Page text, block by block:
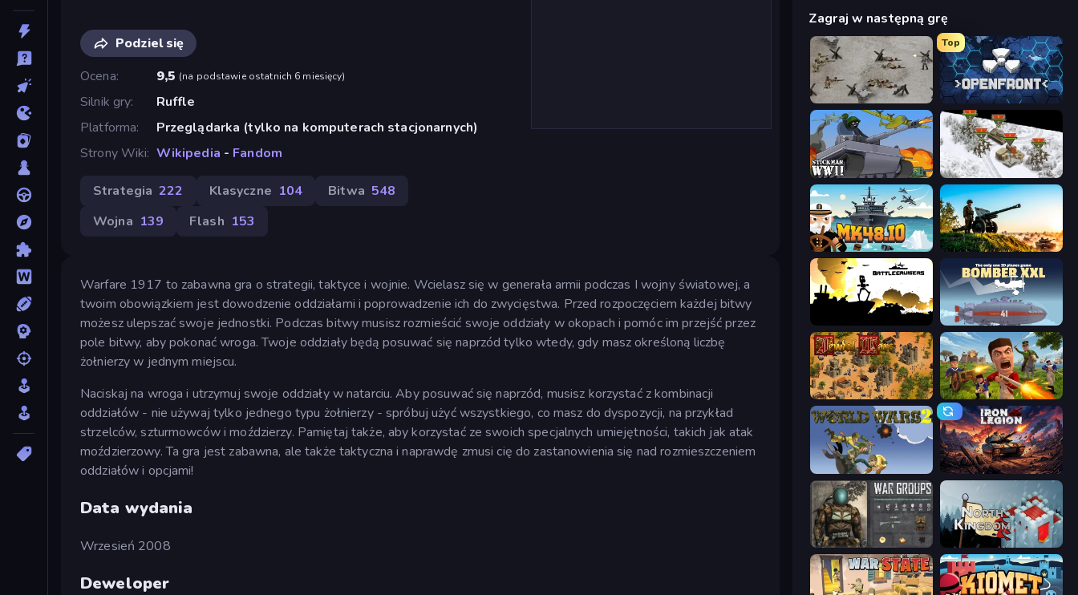
Podziel się
Ocena
9,5 (na podstawie ostatnich 6 miesięcy)
Silnik gry
Ruffle
Platforma
Przeglądarka (tylko na komputerach stacjonarnych)
Strony Wiki Wikipedia - Fandom
Strategia 222 Klasyczne 104 Bitwa 548
Wojna 139 Flash 153
Warfare 1917 to zabawna gra o strategii, taktyce i wojnie. Wcielasz się w generała armii podczas I wojny światowej, a
twoim obowiązkiem jest dowodzenie oddziałami i poprowadzenie ich do zwycięstwa. Przed rozpoczęciem każdej bitwy
możesz ulepszać swoje jednostki. Podczas bitwy musisz rozmieścić swoje oddziały w okopach i pomóc im przejść przez
pole bitwy, aby pokonać wroga. Twoje oddziały będą posuwać się naprzód tylko wtedy, gdy masz określoną liczbę
żołnierzy w jednym miejscu.
Naciskaj na wroga i utrzymuj swoje oddziały w natarciu. Aby posuwać się naprzód, musisz korzystać z kombinacji
oddziałów - nie używaj tylko jednego typu żołnierzy - spróbuj użyć wszystkiego, co masz do dyspozycji, na przykład
strzelców, szturmowców i moździerzy. Pamiętaj także, aby korzystać ze swoich specjalnych umiejętności, takich jak atak
moździerzowy. Ta gra jest zabawna, ale także taktyczna i naprawdę zmusi cię do zastanowienia się nad rozmieszczeniem
oddziałów i opcjami!
Data wydania
Wrzesień 2008
Deweloper
Zagraj w następną grę
Warfare 1944
Top
Openfront
Stickman WW2 1941 Frozen Front
Mk48.io Artillery Vs Tanks
Bomber XXL
Feudal Wars Redcoats.io
World Wars 2 Iron Legion
War Groups North Kingdom: Siege Castle